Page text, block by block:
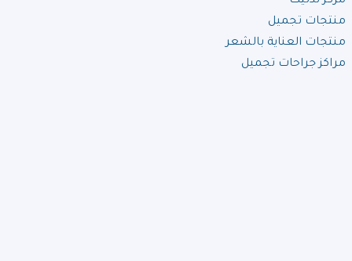
منتجات تجميل
منتجات العناية بالشعر
مراكز جراحات تجميل